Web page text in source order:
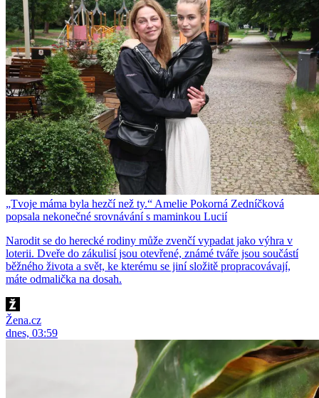
„Tvoje máma byla hezčí než ty.“ Amelie Pokorná Zedníčková
popsala nekonečné srovnávání s maminkou Lucií
Narodit se do herecké rodiny může zvenčí vypadat jako výhra v
loterii. Dveře do zákulisí jsou otevřené, známé tváře jsou součástí
běžného života a svět, ke kterému se jiní složitě propracovávají,
máte odmalička na dosah.
Žena.cz
dnes, 03:59